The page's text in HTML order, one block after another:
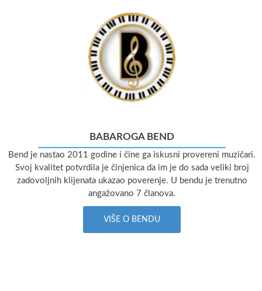
BABAROGA BEND
Bend je nastao 2011 godine i čine ga iskusni provereni muzičari.
Svoj kvalitet potvrdila je činjenica da im je do sada veliki broj
zadovoljnih klijenata ukazao poverenje. U bendu je trenutno
angažovano 7 članova.
VIŠE O BENDU